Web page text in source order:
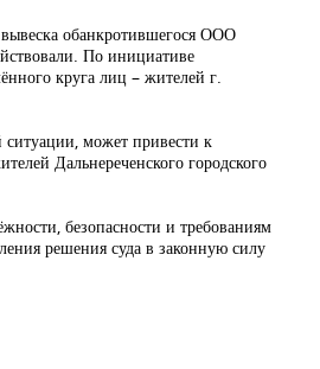
вывеска обанкротившегося ООО
По инициативе
круга лиц – жителей г.
ситуации, может привести к
Дальнереченского городского
безопасности и требованиям
решения суда в законную силу